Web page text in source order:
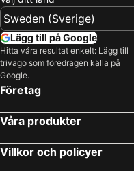
Lägg till på Google
Hitta våra resultat enkelt: Lägg till
trivago som föredragen källa på
Google.
Företag
Våra produkter
Villkor och policyer